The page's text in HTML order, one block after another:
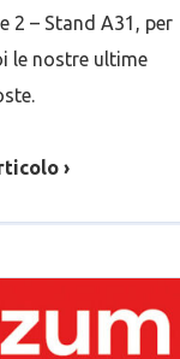
2 – Stand A31, per
le nostre ultime
›